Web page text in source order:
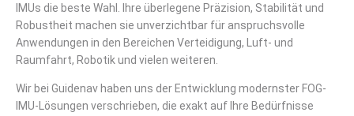
IMUs die beste Wahl. Ihre überlegene Präzision, Stabilität und
Robustheit machen sie unverzichtbar für anspruchsvolle
Anwendungen in den Bereichen Verteidigung, Luft- und
Raumfahrt, Robotik und vielen weiteren.
Wir bei Guidenav haben uns der Entwicklung modernster FOG-
IMU-Lösungen verschrieben, die exakt auf Ihre Bedürfnisse